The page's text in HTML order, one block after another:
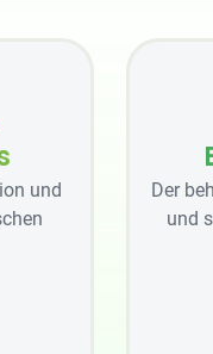
und
Der
und